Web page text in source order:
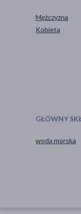
Mężczyzna
Kobieta
GŁÓWNY
woda morska